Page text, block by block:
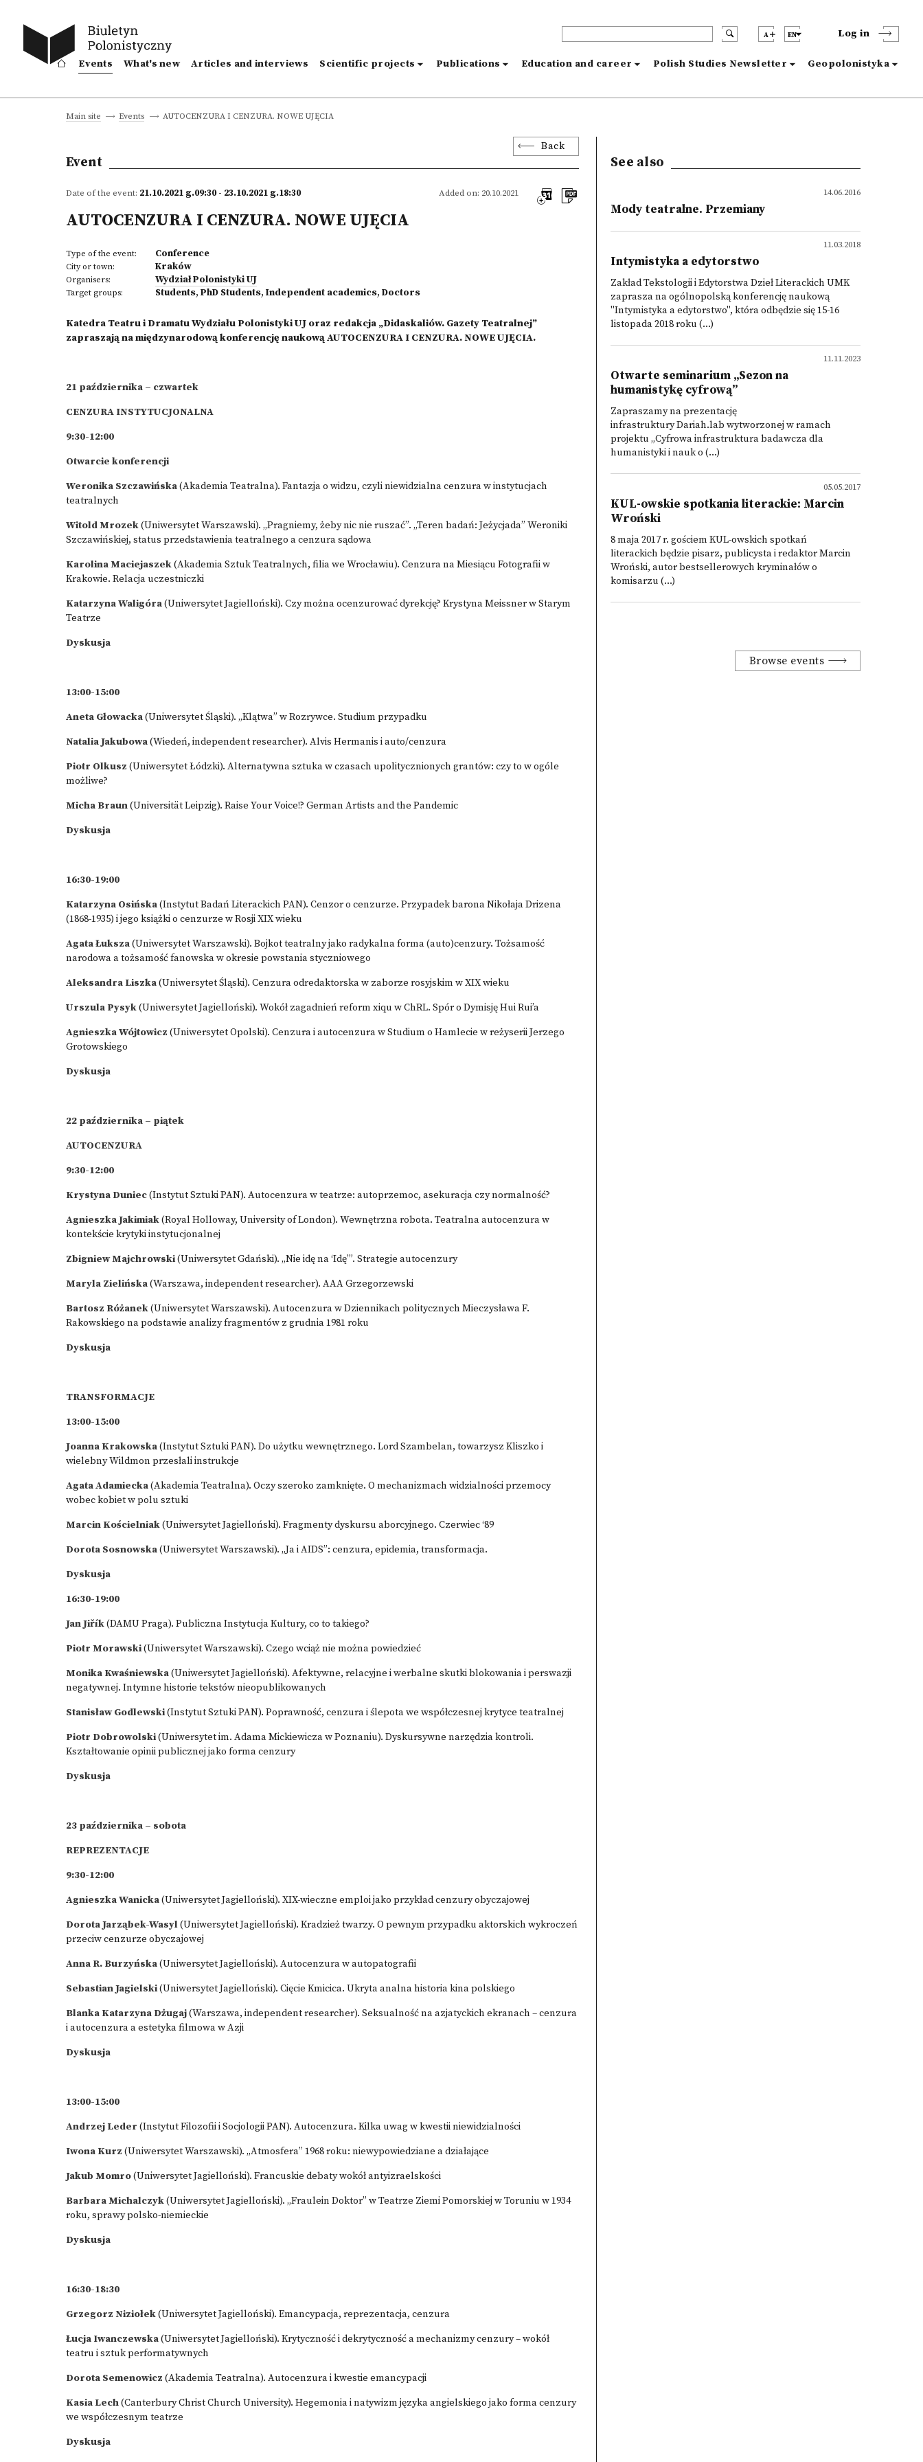
A EN Log in
Events What's new Articles and interviews Scientific projects Publications Education and career Polish Studies Newsletter Geopolonistyka
Main site Events AUTOCENZURA I CENZURA. NOWE UJĘCIA
Back
Event
Date of the event: 21.10.2021 g.09:30 - 23.10.2021 g.18:30 Added on: 20.10.2021
AUTOCENZURA I CENZURA. NOWE UJĘCIA
Type of the event: Conference
City or town: Kraków
Organisers: Wydział Polonistyki UJ
Target groups: Students, PhD Students, Independent academics, Doctors
Katedra Teatru i Dramatu Wydziału Polonistyki UJ oraz redakcja „Didaskaliów. Gazety Teatralnej”
zapraszają na międzynarodową konferencję naukową AUTOCENZURA I CENZURA. NOWE UJĘCIA.
21 października – czwartek
CENZURA INSTYTUCJONALNA
9:30-12:00
Otwarcie konferencji
Weronika Szczawińska(Akademia Teatralna). Fantazja o widzu, czyli niewidzialna cenzura w instytucjach
teatralnych
Witold Mrozek(Uniwersytet Warszawski). „Pragniemy, żeby nic nie ruszać”. „Teren badań: Jeżycjada” Weroniki
Szczawińskiej, status przedstawienia teatralnego a cenzura sądowa
Karolina Maciejaszek(Akademia Sztuk Teatralnych, filia we Wrocławiu). Cenzura na Miesiącu Fotografii w
Krakowie. Relacja uczestniczki
Katarzyna Waligóra(Uniwersytet Jagielloński). Czy można ocenzurować dyrekcję? Krystyna Meissner w Starym
Teatrze
Dyskusja
13:00-15:00
Aneta Głowacka(Uniwersytet Śląski). „Klątwa” w Rozrywce. Studium przypadku
Natalia Jakubowa(Wiedeń, independent researcher). Alvis Hermanis i auto/cenzura
Piotr Olkusz (Uniwersytet Łódzki). Alternatywna sztuka w czasach upolitycznionych grantów: czy to w ogóle
możliwe?
Micha Braun(Universität Leipzig). Raise Your Voice!? German Artists and the Pandemic
Dyskusja
16:30-19:00
Katarzyna Osińska(Instytut Badań Literackich PAN). Cenzor o cenzurze. Przypadek barona Nikołaja Drizena
(1868-1935) i jego książki o cenzurze w Rosji XIX wieku
Agata Łuksza(Uniwersytet Warszawski). Bojkot teatralny jako radykalna forma (auto)cenzury. Tożsamość
narodowa a tożsamość fanowska w okresie powstania styczniowego
Aleksandra Liszka(Uniwersytet Śląski). Cenzura odredaktorska w zaborze rosyjskim w XIX wieku
Urszula Pysyk(Uniwersytet Jagielloński). Wokół zagadnień reform xiqu w ChRL. Spór o Dymisję Hui Rui’a
Agnieszka Wójtowicz (Uniwersytet Opolski). Cenzura i autocenzura w Studium o Hamlecie w reżyserii Jerzego
Grotowskiego
Dyskusja
22 października – piątek
AUTOCENZURA
9:30-12:00
Krystyna Duniec(Instytut Sztuki PAN). Autocenzura w teatrze: autoprzemoc, asekuracja czy normalność?
Agnieszka Jakimiak(Royal Holloway, University of London). Wewnętrzna robota. Teatralna autocenzura w
kontekście krytyki instytucjonalnej
Zbigniew Majchrowski(Uniwersytet Gdański). „Nie idę na ‘Idę’”. Strategie autocenzury
Maryla Zielińska(Warszawa, independent researcher). AAA Grzegorzewski
Bartosz Różanek(Uniwersytet Warszawski). Autocenzura w Dziennikach politycznych Mieczysława F.
Rakowskiego na podstawie analizy fragmentów z grudnia 1981 roku
Dyskusja
TRANSFORMACJE
13:00-15:00
Joanna Krakowska(Instytut Sztuki PAN). Do użytku wewnętrznego. Lord Szambelan, towarzysz Kliszko i
wielebny Wildmon przesłali instrukcje
Agata Adamiecka(Akademia Teatralna). Oczy szeroko zamknięte. O mechanizmach widzialności przemocy
wobec kobiet w polu sztuki
Marcin Kościelniak(Uniwersytet Jagielloński). Fragmenty dyskursu aborcyjnego. Czerwiec ‘89
Dorota Sosnowska(Uniwersytet Warszawski). „Ja i AIDS”: cenzura, epidemia, transformacja.
Dyskusja
16:30-19:00
Jan Jiřík(DAMU Praga). Publiczna Instytucja Kultury, co to takiego?
Piotr Morawski(Uniwersytet Warszawski). Czego wciąż nie można powiedzieć
Monika Kwaśniewska(Uniwersytet Jagielloński). Afektywne, relacyjne i werbalne skutki blokowania i perswazji
negatywnej. Intymne historie tekstów nieopublikowanych
Stanisław Godlewski(Instytut Sztuki PAN). Poprawność, cenzura i ślepota we współczesnej krytyce teatralnej
Piotr Dobrowolski(Uniwersytet im. Adama Mickiewicza w Poznaniu). Dyskursywne narzędzia kontroli.
Kształtowanie opinii publicznej jako forma cenzury
Dyskusja
23 października – sobota
REPREZENTACJE
9:30-12:00
Agnieszka Wanicka(Uniwersytet Jagielloński). XIX-wieczne emploi jako przykład cenzury obyczajowej
Dorota Jarząbek-Wasyl(Uniwersytet Jagielloński). Kradzież twarzy. O pewnym przypadku aktorskich wykroczeń
przeciw cenzurze obyczajowej
Anna R. Burzyńska(Uniwersytet Jagielloński). Autocenzura w autopatografii
Sebastian Jagielski(Uniwersytet Jagielloński). Cięcie Kmicica. Ukryta analna historia kina polskiego
Blanka Katarzyna Dżugaj(Warszawa, independent researcher). Seksualność na azjatyckich ekranach – cenzura
i autocenzura a estetyka filmowa w Azji
Dyskusja
13:00-15:00
Andrzej Leder (Instytut Filozofii i Socjologii PAN). Autocenzura. Kilka uwag w kwestii niewidzialności
Iwona Kurz (Uniwersytet Warszawski). „Atmosfera” 1968 roku: niewypowiedziane a działające
Jakub Momro(Uniwersytet Jagielloński). Francuskie debaty wokół antyizraelskości
Barbara Michalczyk(Uniwersytet Jagielloński). „Fraulein Doktor” w Teatrze Ziemi Pomorskiej w Toruniu w 1934
roku, sprawy polsko-niemieckie
Dyskusja
16:30-18:30
Grzegorz Niziołek(Uniwersytet Jagielloński). Emancypacja, reprezentacja, cenzura
Łucja Iwanczewska(Uniwersytet Jagielloński). Krytyczność i dekrytyczność a mechanizmy cenzury – wokół
teatru i sztuk performatywnych
Dorota Semenowicz (Akademia Teatralna). Autocenzura i kwestie emancypacji
Kasia Lech(Canterbury Christ Church University). Hegemonia i natywizm języka angielskiego jako forma cenzury
we współczesnym teatrze
Dyskusja
See also
14.06.2016
Mody teatralne. Przemiany
11.03.2018
Intymistyka a edytorstwo
Zakład Tekstologii i Edytorstwa Dzieł Literackich UMK
zaprasza na ogólnopolską konferencję naukową
"Intymistyka a edytorstwo", która odbędzie się 15-16
listopada 2018 roku (...)
11.11.2023
Otwarte seminarium „Sezon na
humanistykę cyfrową”
Zapraszamy na prezentację
infrastruktury Dariah.lab wytworzonej w ramach
projektu „Cyfrowa infrastruktura badawcza dla
humanistyki i nauk o (...)
05.05.2017
KUL-owskie spotkania literackie: Marcin
Wroński
8 maja 2017 r. gościem KUL-owskich spotkań
literackich będzie pisarz, publicysta i redaktor Marcin
Wroński, autor bestsellerowych kryminałów o
komisarzu (...)
Browse events